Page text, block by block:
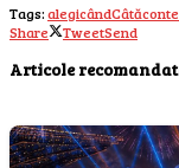
Tags:alegicândCâtă
Share
TweetSend
Articole